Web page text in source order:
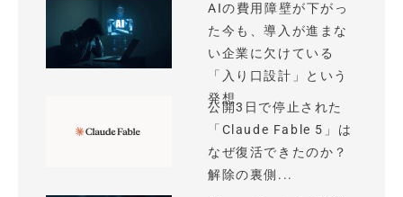
AIの費用障壁が下がっ
た今も、導入が進まな
い企業に欠けている
「入り口設計」という
発想
公開3日で停止された
「Claude Fable 5」は
なぜ復活できたのか？
解除の裏側...